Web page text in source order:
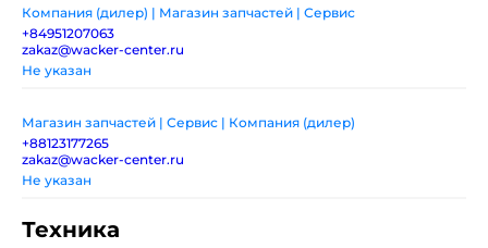
Компания (дилер) | Магазин запчастей | Сервис
+84951207063
zakaz@wacker-center.ru
Не указан
Магазин запчастей | Сервис | Компания (дилер)
+88123177265
zakaz@wacker-center.ru
Не указан
Техника